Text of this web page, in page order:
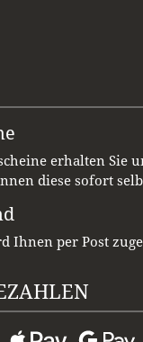
erhalten Sie
diese sofort
Ihnen per Post